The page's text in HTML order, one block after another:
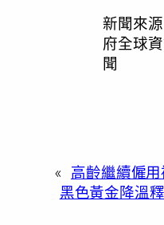
新聞來源
府全球
聞
« 高齡繼續僱
黑色黃金降溫